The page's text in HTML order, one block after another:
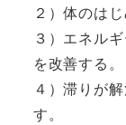
２）体のは
３）エネル
を改善する。
４）滞りが
す。